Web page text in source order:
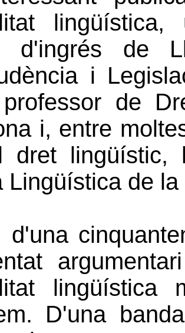
d'ingrés de
i
de
i, entre
dret lingüístic,
Lingüística de
d'una
D'una